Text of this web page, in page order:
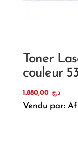
Toner
couleur
د.ج 1.880,00
Vendu par: